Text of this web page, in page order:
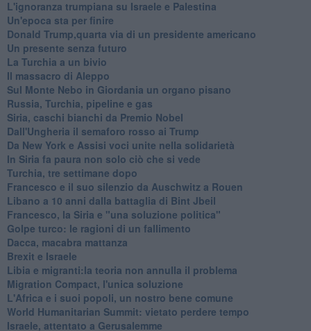
L'ignoranza trumpiana su Israele e Palestina
Un'epoca sta per finire
Donald Trump,quarta via di un presidente americano
Un presente senza futuro
La Turchia a un bivio
Il massacro di Aleppo
Sul Monte Nebo in Giordania un organo pisano
Russia, Turchia, pipeline e gas
Siria, caschi bianchi da Premio Nobel
Dall'Ungheria il semaforo rosso ai Trump
Da New York e Assisi voci unite nella solidarietà
In Siria fa paura non solo ciò che si vede
Turchia, tre settimane dopo
Francesco e il suo silenzio da Auschwitz a Rouen
Libano a 10 anni dalla battaglia di Bint Jbeil
Francesco, la Siria e "una soluzione politica"
Golpe turco: le ragioni di un fallimento
Dacca, macabra mattanza
Brexit e Israele
Libia e migranti:la teoria non annulla il problema
Migration Compact, l'unica soluzione
L'Africa e i suoi popoli, un nostro bene comune
World Humanitarian Summit: vietato perdere tempo
Israele, attentato a Gerusalemme